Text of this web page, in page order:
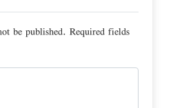
be published. Required fields